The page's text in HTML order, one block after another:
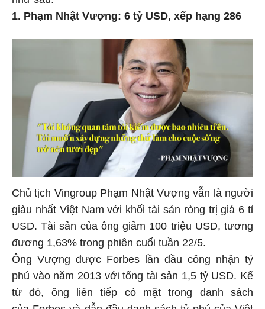
1. Phạm Nhật Vượng: 6 tỷ USD, xếp hạng 286
Chủ tịch Vingroup Phạm Nhật Vượng vẫn là người
giàu nhất Việt Nam với khối tài sản ròng trị giá 6 tỉ
USD. Tài sản của ông giảm 100 triệu USD, tương
đương 1,63% trong phiên cuối tuần 22/5.
Ông Vượng được Forbes lần đầu công nhận tỷ
phú vào năm 2013 với tổng tài sản 1,5 tỷ USD. Kể
từ đó, ông liên tiếp có mặt trong danh sách